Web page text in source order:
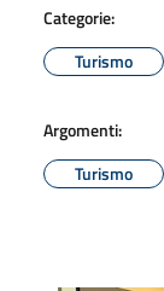
Categorie:
Turismo
Argomenti:
Turismo